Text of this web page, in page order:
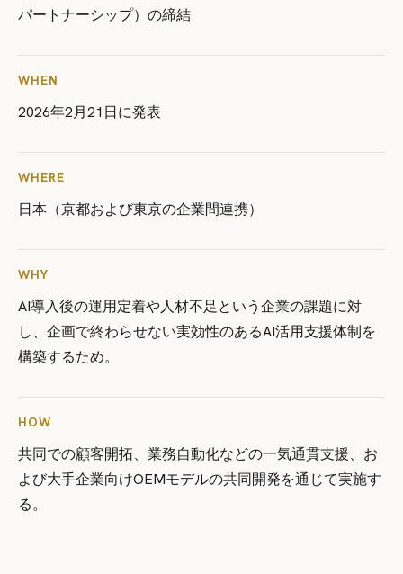
パートナーシップ）の締結
WHEN
2026年2月21日に発表
WHERE
日本（京都および東京の企業間連携）
WHY
AI導入後の運用定着や人材不足という企業の課題に対
し、企画で終わらせない実効性のあるAI活用支援体制を
構築するため。
HOW
共同での顧客開拓、業務自動化などの一気通貫支援、お
よび大手企業向けOEMモデルの共同開発を通じて実施す
る。